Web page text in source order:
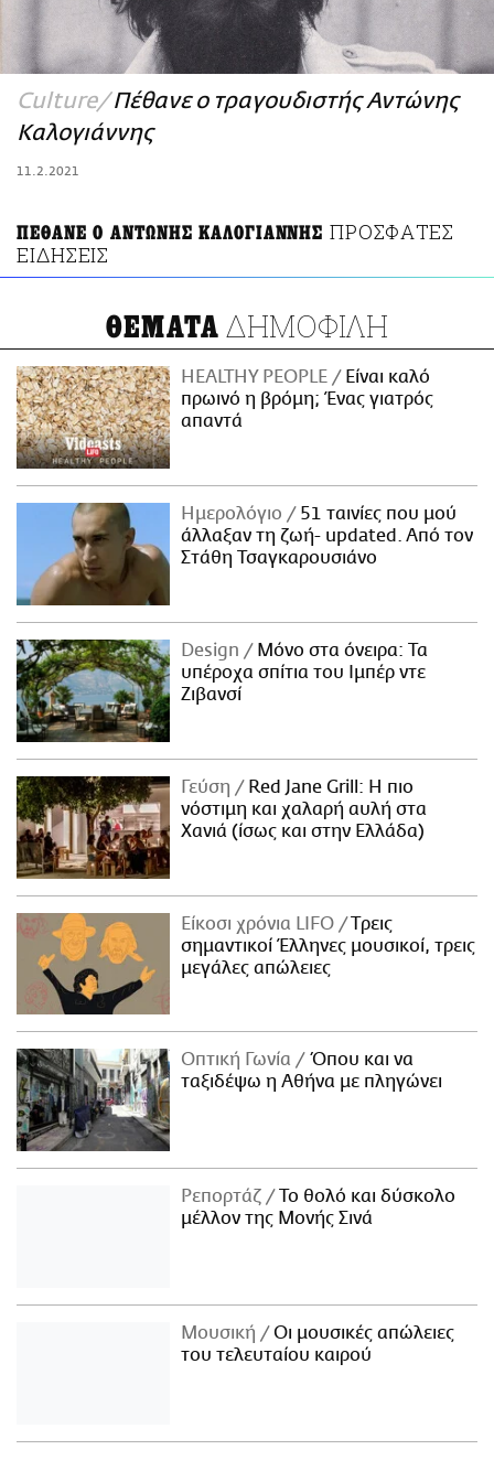
ΑΜΠΑ
PRINT
Culture Πέθανε ο τραγουδιστής Αντώνης
Καλογιάννης
11.2.2021
ΠΕΘΑΝΕ Ο ΑΝΤΩΝΗΣ ΚΑΛΟΓΙΑΝΝΗΣ ΠΡΟΣΦΑΤΕΣ
ΕΙΔΗΣΕΙΣ
ΘΕΜΑΤΑ ΔΗΜΟΦΙΛΗ
HEALTHY PEOPLE
Είναι καλό
πρωινό η βρόμη; Ένας γιατρός
απαντά
Ημερολόγιο
51 ταινίες που μού
άλλαξαν τη ζωή- updated. Aπό τον
Στάθη Τσαγκαρουσιάνο
Design
Μόνο στα όνειρα: Τα
υπέροχα σπίτια του Ιμπέρ ντε
Ζιβανσί
Γεύση
Red Jane Grill: Η πιο
νόστιμη και χαλαρή αυλή στα
Χανιά (ίσως και στην Ελλάδα)
Είκοσι χρόνια LIFO
Tρεις
σημαντικοί Έλληνες μουσικοί, τρεις
μεγάλες απώλειες
Οπτική Γωνία
Όπου και να
ταξιδέψω η Αθήνα με πληγώνει
Ρεπορτάζ
Το θολό και δύσκολο
μέλλον της Μονής Σινά
Μουσική
Οι μουσικές απώλειες
του τελευταίου καιρού